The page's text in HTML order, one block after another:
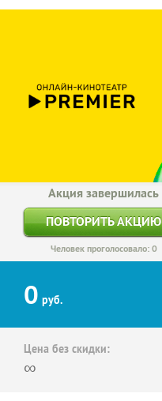
Акция завершилась
ПОВТОРИТЬ АКЦИЮ
Человек проголосовало: 0
0 руб.
Цена без скидки:
∞